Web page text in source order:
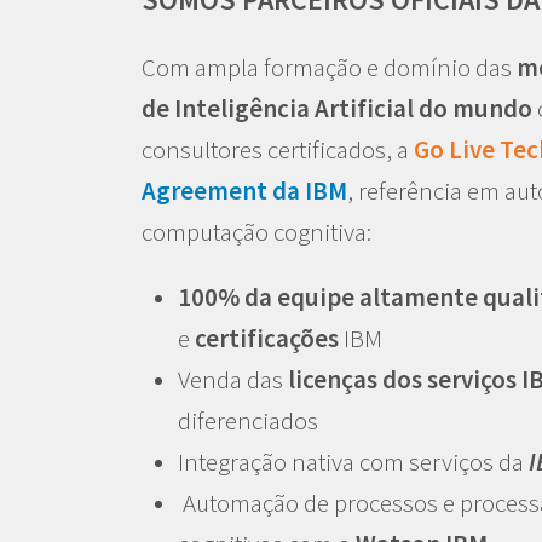
Com ampla formação e domínio das
de Inteligência Artificial do mundo
consultores certificados, a Go Live
Agreement da IBM, referência em
computação cognitiva:
100% da equipe altamente
e certificações IBM
Venda das licenças dos serviços
diferenciados
Integração nativa com serviços da
Automação de processos e